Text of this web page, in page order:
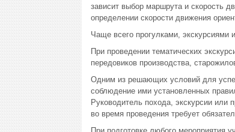
зависит выбор маршрута и скорость
определении скорости движения
Чаще всего прогулками, экскурсиями
При проведении тематических
передовиков производства,
Одним из решающих условий для
соблюдение ими установленных
Руководитель похода, экскурсии или
во время проведения требует